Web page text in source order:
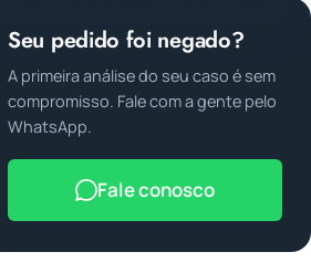
Seu pedido foi negado?
A primeira análise do seu caso é sem
compromisso. Fale com a gente pelo
WhatsApp.
Fale conosco